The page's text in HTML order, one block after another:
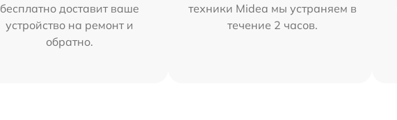
бесплатно доставит ваше
устройство на ремонт и
обратно.
техники Midea мы устраняем в
течение 2 часов.